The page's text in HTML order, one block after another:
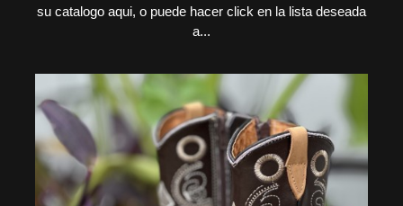
su catalogo aqui, o puede hacer click en la lista deseada
a...